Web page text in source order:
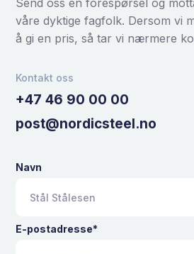
Send oss en forespørsel og
våre dyktige fagfolk. Dersom vi
å gi en pris, så tar vi nærmere
Kontakt oss
+47 46 90 00 00
post@nordicsteel.no
Navn
E-postadresse*